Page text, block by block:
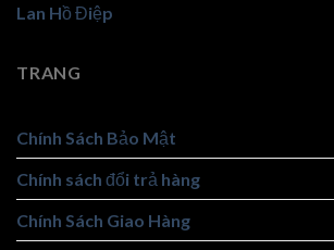
Lan Hồ Điệp
TRANG
Chính Sách Bảo Mật
Chính sách đổi trả hàng
Chính Sách Giao Hàng